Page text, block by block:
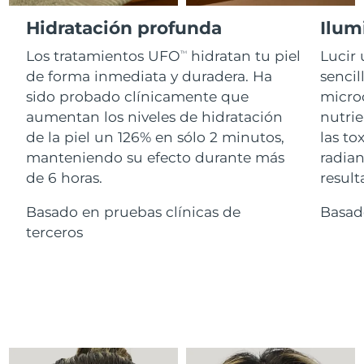
Hidratación profunda
Los tratamientos UFOTM
hidratan tu piel
de forma inmediata y duradera. Ha
sido probado clínicamente que
aumentan los niveles de hidratación
de la piel un 126% en sólo 2 minutos,
manteniendo su efecto durante más
de 6 horas.
Basado en pruebas clínicas de
terceros
Lucir
las
For healthy hair
Cosméticos Hombres
Comprar todo
ACERCA DE
Israel Entrega prevista 8/13/26
Italia Entrega prevista 8/9/26
Japón Entrega prevista 8/12/26
Jersey Entrega prevista 8/14/26
Kazajistán 8/11/26
Kuwait Entrega prevista 8/9/26